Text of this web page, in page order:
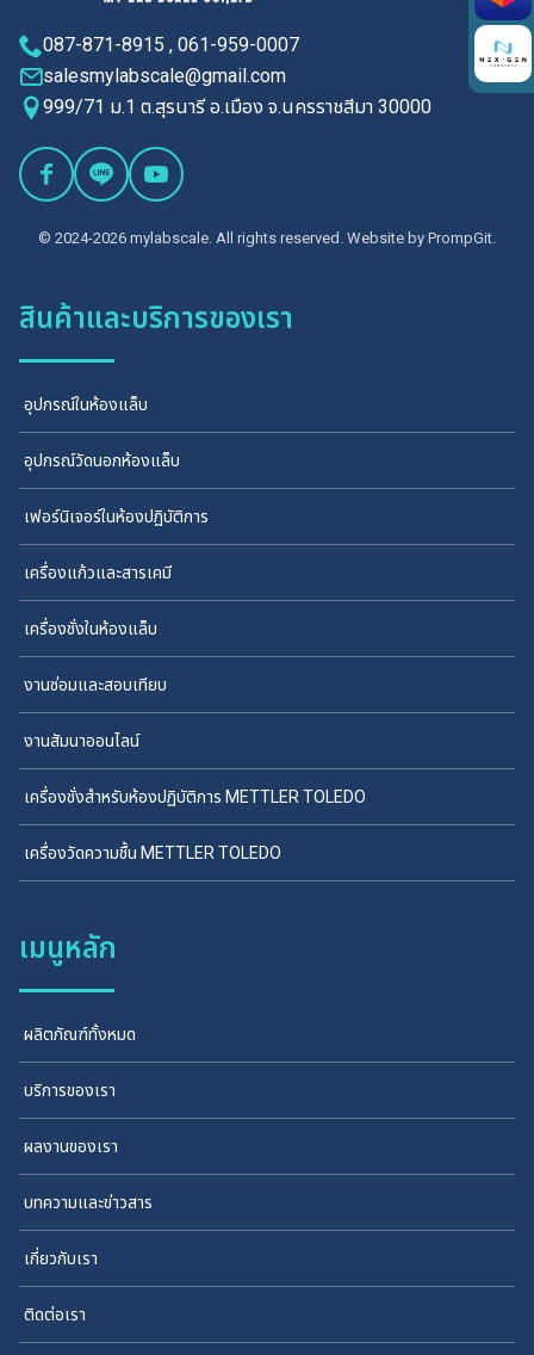
087-871-8915 , 061-959-0007
salesmylabscale@gmail.com
999/71 ม.1 ต.สุรนารี อ.เมือง จ.นครราชสีมา 30000
© 2024-2026 mylabscale. All rights reserved. Website by PrompGit.
สินค้าและบริการของเรา
อุปกรณ์ในห้องแล็บ
อุปกรณ์วัดนอกห้องแล็บ
เฟอร์นิเจอร์ในห้องปฏิบัติการ
เครื่องแก้วและสารเคมี
เครื่องชั่งในห้องแล็บ
งานซ่อมและสอบเทียบ
งานสัมนาออนไลน์
เครื่องชั่งสำหรับห้องปฏิบัติการ METTLER TOLEDO
เครื่องวัดความชื้น METTLER TOLEDO
เมนูหลัก
ผลิตภัณฑ์ทั้งหมด
บริการของเรา
ผลงานของเรา
บทความและข่าวสาร
เกี่ยวกับเรา
ติดต่อเรา